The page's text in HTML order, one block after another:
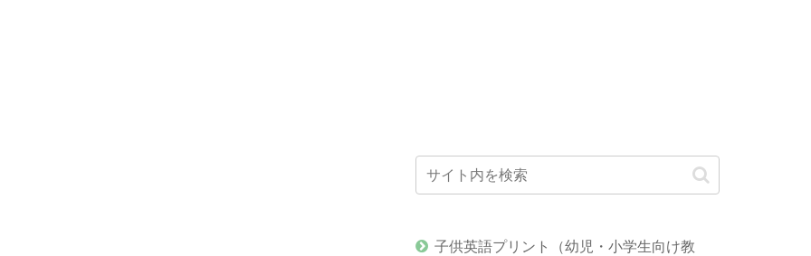
子供英語プリント（幼児・小学生向け教